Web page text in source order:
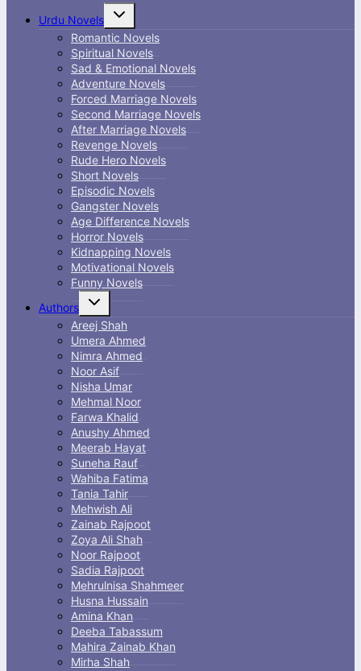
Urdu Novels
Toggle
menu
Romantic Novels
Spiritual Novels
Sad & Emotional Novels
Adventure Novels
Forced Marriage Novels
Second Marriage Novels
After Marriage Novels
Revenge Novels
Rude Hero Novels
Short Novels
Episodic Novels
Gangster Novels
Age Difference Novels
Horror Novels
Kidnapping Novels
Motivational Novels
Funny Novels
Authors
Toggle
menu
Areej Shah
Umera Ahmed
Nimra Ahmed
Noor Asif
Nisha Umar
Mehmal Noor
Farwa Khalid
Anushy Ahmed
Meerab Hayat
Suneha Rauf
Wahiba Fatima
Tania Tahir
Mehwish Ali
Zainab Rajpoot
Zoya Ali Shah
Noor Rajpoot
Sadia Rajpoot
Mehrulnisa Shahmeer
Husna Hussain
Amina Khan
Deeba Tabassum
Mahira Zainab Khan
Mirha Shah